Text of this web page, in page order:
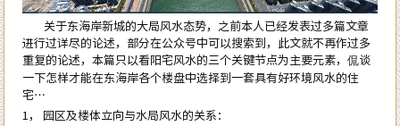
关于东海岸新城的大局风水态势，之前本人已经发表过多篇文章
进行过详尽的论述，部分在公众号中可以搜索到，此文就不再作过多
重复的论述，本篇只以看阳宅风水的三个关键节点为主要元素，侃谈
一下怎样才能在东海岸各个楼盘中选择到一套具有好环境风水的住
宅…
1， 园区及楼体立向与水局风水的关系：